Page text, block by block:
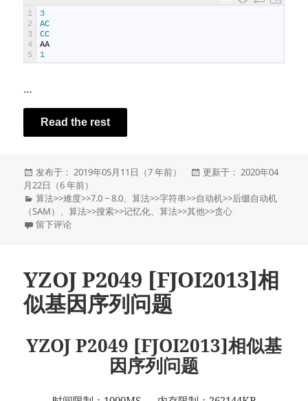
1
2
3
4
5
3
AC
CC
AA
1
…
Read the rest
发
布
于
发布于： 2019年05月11日（7 年前）
发
于
更新于： 2020年04
月22日（6 年前）
分
类
算法>>难度>>7.0 ~ 8.0、算法>>字符串>>自动机>>后缀自动机
（SAM） 、算法>>搜索>>记忆化、算法>>其他>>贪心
于YZOJ P4258 [FJWC2019]原样输出
留下评论
YZOJ P2049 [FJOI2013]相
似基因序列问题
YZOJ P2049 [FJOI2013]相似基
因序列问题